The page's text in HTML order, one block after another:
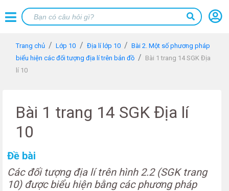
Trang chủ Lớp 10 Địa lí lớp 10
Bài 2. Một số phương pháp
biểu hiện các đối tượng địa lí trên bản đồ
Bài 1 trang 14 SGK Địa
lí 10
Bài 1 trang 14 SGK Địa lí
10
Đề bài
Các đối tượng địa lí trên hình 2.2 (SGK trang
10) được biểu hiện bằng các phương pháp